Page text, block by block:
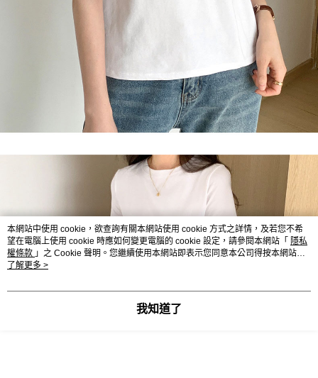
本網站中使用 cookie，欲查詢有關本網站使用 cookie 方式之詳情，及若您不希
望在電腦上使用 cookie 時應如何變更電腦的 cookie 設定，請參閱本網站「 隱私
權條款 」之 Cookie 聲明。您繼續使用本網站即表示您同意本公司得按本網站使
用條款之 Cookie 聲明使用 cookie。
了解更多 >
我知道了